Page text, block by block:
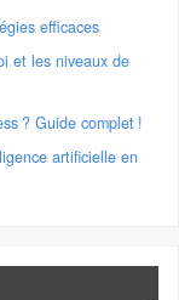
efficaces
et les niveaux de
? Guide complet !
artificielle en